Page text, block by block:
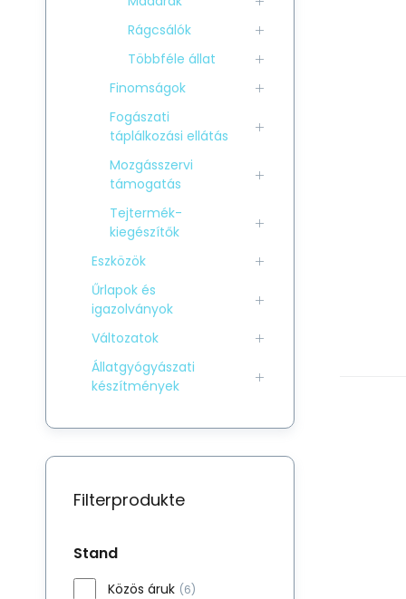
Rágcsálók
Többféle állat
Finomságok
Fogászati
táplálkozási ellátás
Mozgásszervi
támogatás
Tejtermék-
kiegészítők
Eszközök
Űrlapok és
igazolványok
Változatok
Állatgyógyászati
készítmények
Filterprodukte
Stand
Közös áruk (6)